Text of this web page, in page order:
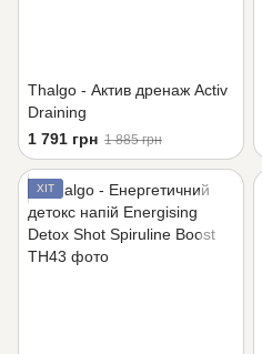
Thalgo - Актив дренаж Activ
Draining
1 791 грн 1 885 грн
ХІТ